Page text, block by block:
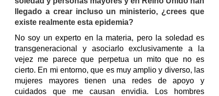
llegado a crear incluso un ministerio, ¿crees que
existe realmente esta epidemia?
No soy un experto en la materia, pero la soledad es
transgeneracional y asociarlo exclusivamente a la
vejez me parece que perpetua un mito que no es
cierto. En mi entorno, que es muy amplio y diverso, las
mujeres mayores tienen una redes de apoyo y
cuidados que me causan envidia. Los hombres